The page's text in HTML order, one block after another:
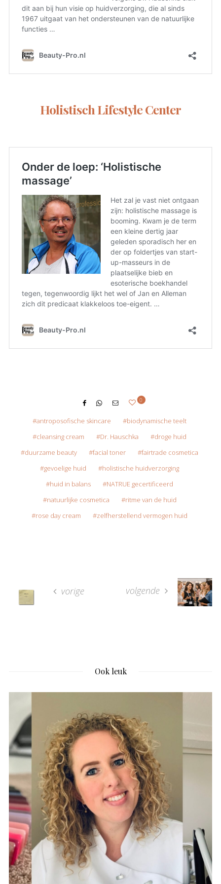
Holistisch Lifestyle Center
0
antroposofische skincare
biodynamische teelt
cleansing cream
Dr. Hauschka
droge huid
duurzame beauty
facial toner
fairtrade cosmetica
gevoelige huid
holistische huidverzorging
huid in balans
NATRUE gecertificeerd
natuurlijke cosmetica
ritme van de huid
rose day cream
zelfherstellend vermogen huid
vorige volgende
Ook leuk